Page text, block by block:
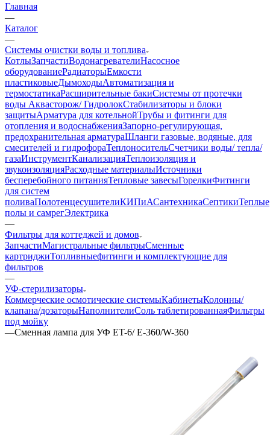
Главная
—
Каталог
—
Системы очистки воды и топлива
КотлыЗапчастиВодонагревателиНасосное
оборудованиеРадиаторыЕмкости
пластиковыеДымоходыАвтоматизация и
термостатикаРасширительные бакиСистемы от протечки
воды Аквасторож/ ГидролокСтабилизаторы и блоки
защитыАрматура для котельнойТрубы и фитинги для
отопления и водоснабженияЗапорно-регулирующая,
предохранительная арматураШланги газовые, водяные, для
смесителей и гидрофораТеплоносительСчетчики воды/ тепла/
газаИнструментКанализацияТеплоизоляция и
звукоизоляцияРасходные материалыИсточники
бесперебойного питанияТепловые завесыГорелкиФитинги
для систем
поливаПолотенцесушителиКИПиАСантехникаСептикиТеплые
полы и самрегЭлектрика
—
Фильтры для коттеджей и домов
ЗапчастиМагистральные фильтрыСменные
картриджиТопливныефитинги и комплектующие для
фильтров
—
УФ-стерилизаторы
Коммерческие осмотические системыКабинетыКолонны/
клапана/дозаторыНаполнителиСоль таблетированнаяФильтры
под мойку
—Сменная лампа для УФ ET-6/ E-360/W-360